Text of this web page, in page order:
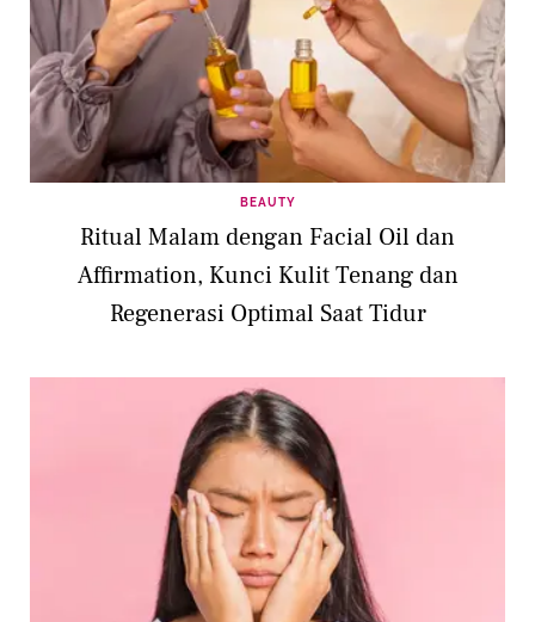
BEAUTY
Ritual Malam dengan Facial Oil dan
Affirmation, Kunci Kulit Tenang dan
Regenerasi Optimal Saat Tidur